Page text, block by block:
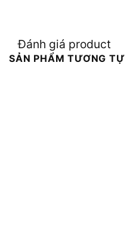
Đánh giá product
SẢN PHẨM TƯƠNG TỰ